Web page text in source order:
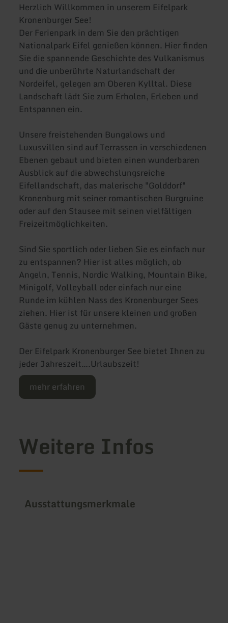
Herzlich Willkommen in unserem Eifelpark
Kronenburger See!
Der Ferienpark in dem Sie den prächtigen
Nationalpark Eifel genießen können. Hier finden
Sie die spannende Geschichte des Vulkanismus
und die unberührte Naturlandschaft der
Nordeifel, gelegen am Oberen Kylltal. Diese
Landschaft lädt Sie zum Erholen, Erleben und
Entspannen ein.
Unsere freistehenden Bungalows und
Luxusvillen sind auf Terrassen in verschiedenen
Ebenen gebaut und bieten einen wunderbaren
Ausblick auf die abwechslungsreiche
Eifellandschaft, das malerische "Golddorf"
Kronenburg mit seiner romantischen Burgruine
oder auf den Stausee mit seinen vielfältigen
Freizeitmöglichkeiten.
Sind Sie sportlich oder lieben Sie es einfach nur
zu entspannen? Hier ist alles möglich, ob
Angeln, Tennis, Nordic Walking, Mountain Bike,
Minigolf, Volleyball oder einfach nur eine
Runde im kühlen Nass des Kronenburger Sees
ziehen. Hier ist für unsere kleinen und großen
Gäste genug zu unternehmen.
Der Eifelpark Kronenburger See bietet Ihnen zu
jeder Jahreszeit….Urlaubszeit!
mehr erfahren
Weitere Infos
Ausstattungsmerkmale